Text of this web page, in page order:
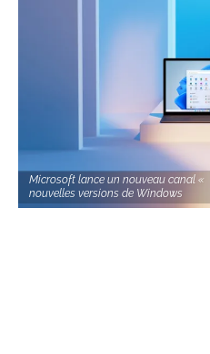
Microsoft lance un nouveau canal
nouvelles versions de Windows